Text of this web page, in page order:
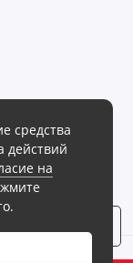
средства
действий
на